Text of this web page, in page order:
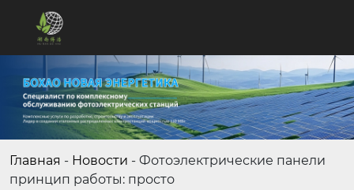
Главная - Новости - Фотоэлектрические панели
принцип работы: просто